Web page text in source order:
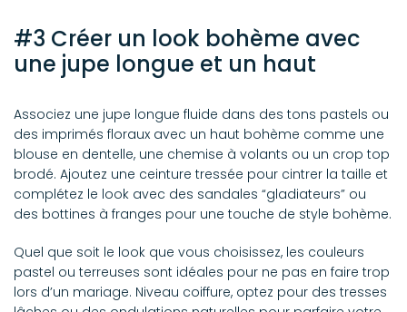
#3 Créer un look bohème avec
une jupe longue et un haut
Associez une jupe longue fluide dans des tons pastels ou
des imprimés floraux avec un haut bohème comme une
blouse en dentelle, une chemise à volants ou un crop top
brodé. Ajoutez une ceinture tressée pour cintrer la taille et
complétez le look avec des sandales “gladiateurs” ou
des bottines à franges pour une touche de style bohème.
Quel que soit le look que vous choisissez, les couleurs
pastel ou terreuses sont idéales pour ne pas en faire trop
lors d’un mariage. Niveau coiffure, optez pour des tresses